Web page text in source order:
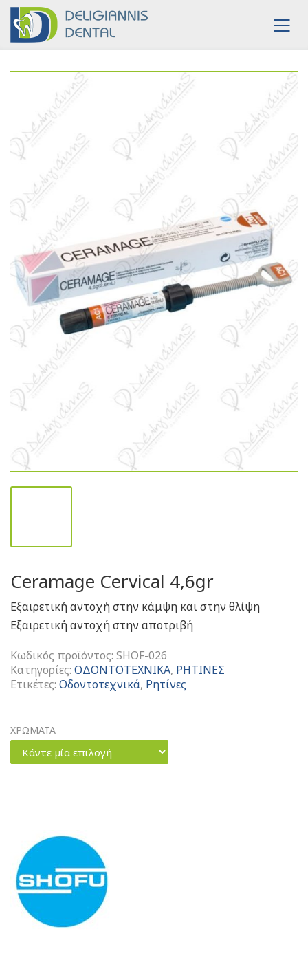
Ceramage Cervical 4,6gr
Εξαιρετική αντοχή στην κάμψη και στην θλίψη
Εξαιρετική αντοχή στην αποτριβή
Κωδικός προϊόντος: SHOF-026
Κατηγορίες: ΟΔΟΝΤΟΤΕΧΝΙΚΑ, ΡΗΤΙΝΕΣ
Ετικέτες: Οδοντοτεχνικά, Ρητίνες
ΧΡΩΜΑΤΑ
Κάντε μία επιλογή
Cervical
4,6gr
ποσότητα